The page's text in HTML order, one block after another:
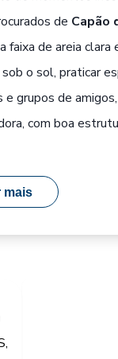
de Capão
faixa de areia clara
o sol, praticar
e grupos de
com boa
mais